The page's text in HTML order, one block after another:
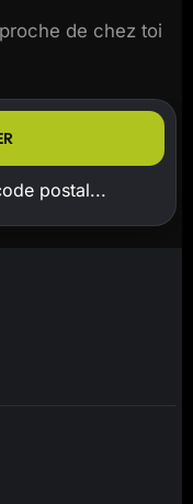
de chez toi